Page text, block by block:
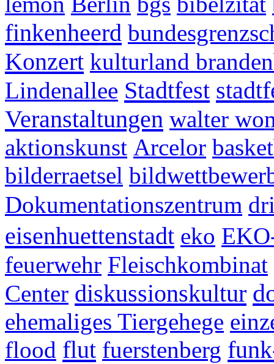
finkenheerd
Konzert kulturland
Lindenallee Stadtfest
Veranstaltungen walter
aktionskunst Arcelor
bilderraetsel
Dokumentationszentrum
eisenhuettenstadt eko
feuerwehr Fleischkombinat
Center diskussionskultur
ehemaliges Tiergehege
flood flut fuerstenberg